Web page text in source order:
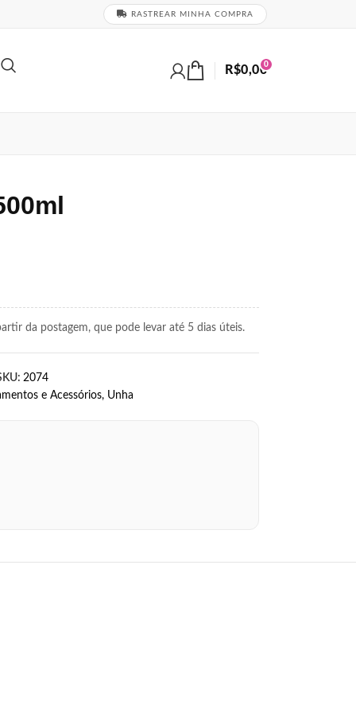
RASTREAR MINHA COMPRA
0
R$0,00
da postagem, que pode levar até 5 dias úteis.
2074
e Acessórios, Unha